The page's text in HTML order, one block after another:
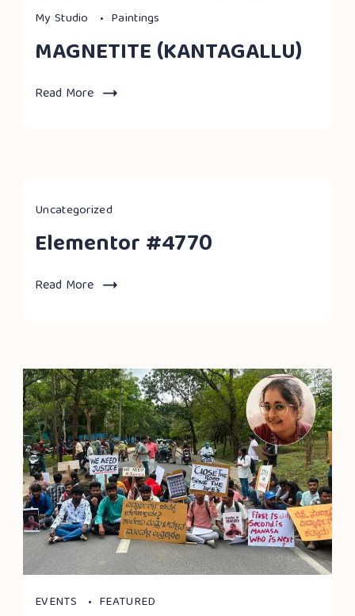
My Studio Paintings
MAGNETITE (KANTAGALLU)
Read More
Uncategorized
Elementor #4770
Read More
EVENTS FEATURED